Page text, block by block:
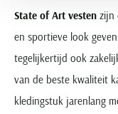
State of Art vesten zijn
en sportieve look
tegelijkertijd ook
van de beste kwaliteit
kledingstuk jarenlang